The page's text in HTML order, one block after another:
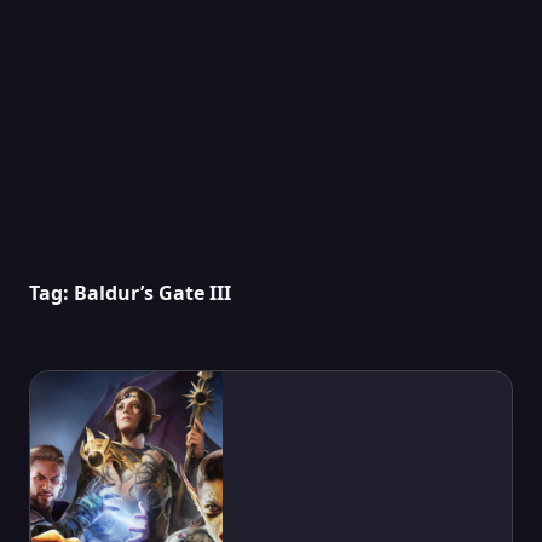
Tag: Baldur’s Gate III